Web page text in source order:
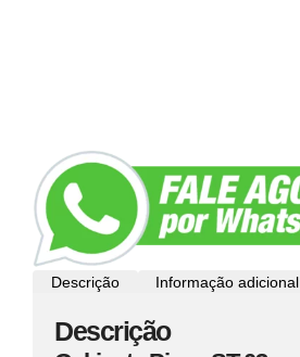
Descrição Informação adicional
Descrição